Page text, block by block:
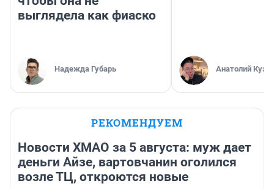
выглядела как фиаско
Надежда Губарь Анатолий
РЕКОМЕНДУЕМ
Новости ХМАО за 5 августа: муж дает
деньги Айзе, вартовчанин оголился
возле ТЦ, откроются новые